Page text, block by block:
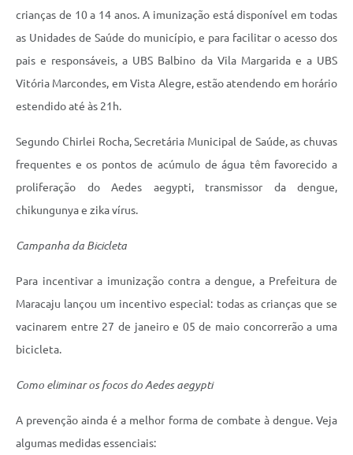
crianças de 10 a 14 anos. A imunização está disponível em todas
as Unidades de Saúde do município, e para facilitar o acesso dos
pais e responsáveis, a UBS Balbino da Vila Margarida e a UBS
Vitória Marcondes, em Vista Alegre, estão atendendo em horário
estendido até às 21h.
Segundo Chirlei Rocha, Secretária Municipal de Saúde, as chuvas
frequentes e os pontos de acúmulo de água têm favorecido a
proliferação do Aedes aegypti, transmissor da dengue,
chikungunya e zika vírus.
Campanha da Bicicleta
Para incentivar a imunização contra a dengue, a Prefeitura de
Maracaju lançou um incentivo especial: todas as crianças que se
vacinarem entre 27 de janeiro e 05 de maio concorrerão a uma
bicicleta.
Como eliminar os focos do Aedes aegypti
A prevenção ainda é a melhor forma de combate à dengue. Veja
algumas medidas essenciais: